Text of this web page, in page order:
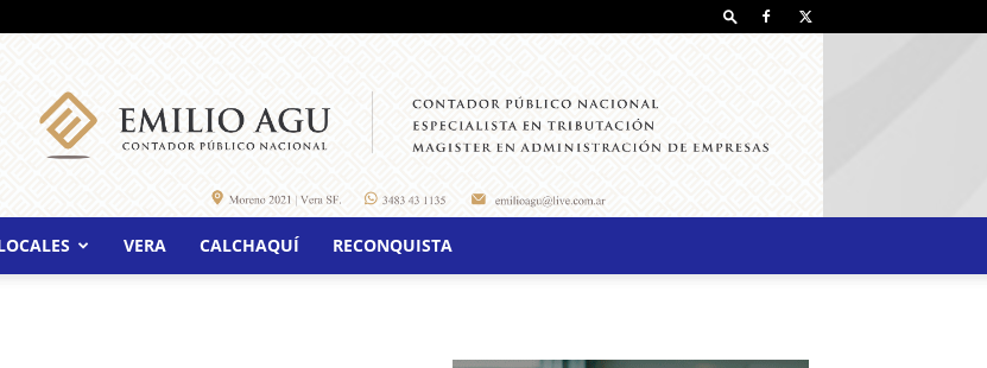
VERA CALCHAQUÍ RECONQUISTA